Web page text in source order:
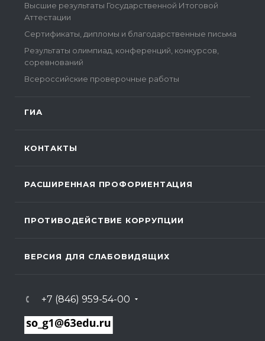
Высшие результаты Государственной Итоговой
Аттестации
Сертификаты, дипломы и благодарственные письма
Результаты олимпиад, конференций, конкурсов,
соревнований
Всероссийские проверочные работы
ГИА
КОНТАКТЫ
РАСШИРЕННАЯ ПРОФОРИЕНТАЦИЯ
ПРОТИВОДЕЙСТВИЕ КОРРУПЦИИ
ВЕРСИЯ ДЛЯ СЛАБОВИДЯЩИХ
+7 (846) 959-54-00